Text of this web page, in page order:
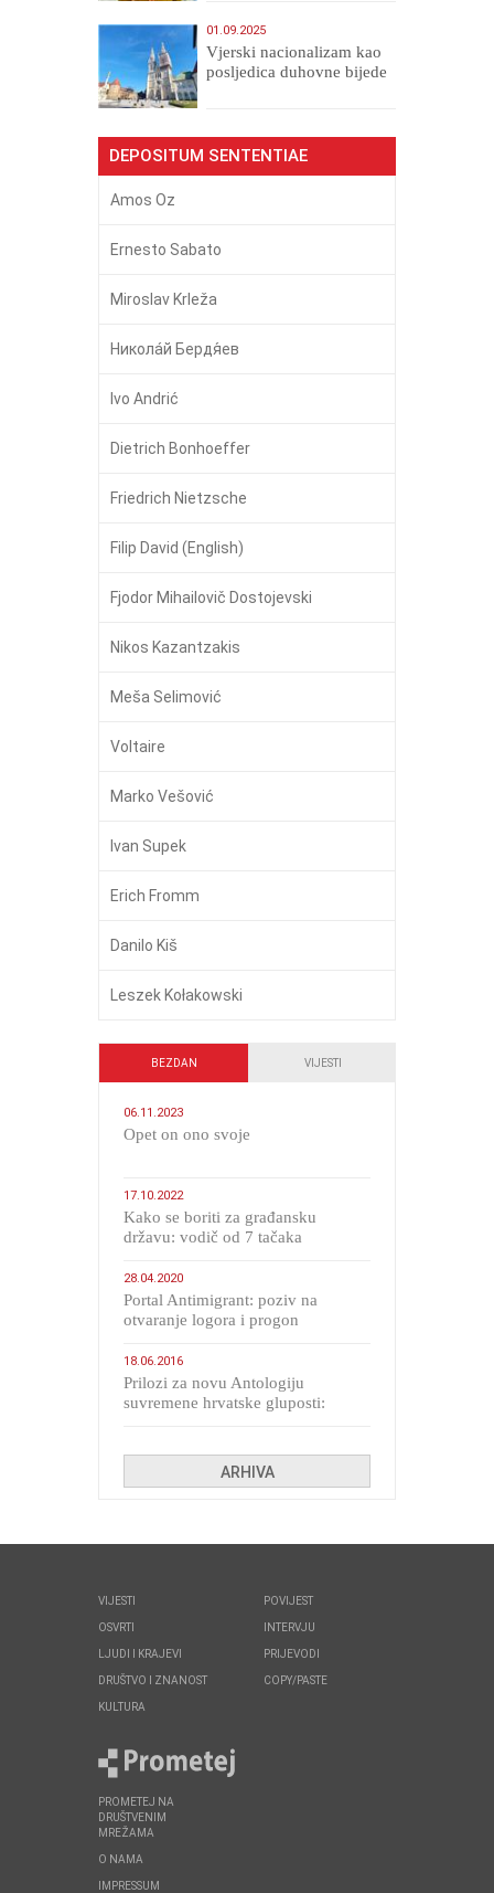
01.09.2025
​Vjerski nacionalizam kao
posljedica duhovne bijede
DEPOSITUM SENTENTIAE
Amos Oz
Ernesto Sabato
Miroslav Krleža
Никола́й Бердя́ев
Ivo Andrić
Dietrich Bonhoeffer
Friedrich Nietzsche
Filip David (English)
Fjodor Mihailovič Dostojevski
Nikos Kazantzakis
Meša Selimović
Voltaire
Marko Vešović
Ivan Supek
Erich Fromm
Danilo Kiš
Leszek Kołakowski
BEZDAN VIJESTI
06.11.2023
​Opet on ono svoje
17.10.2022
Kako se boriti za građansku
državu: vodič od 7 tačaka
28.04.2020
Portal Antimigrant: poziv na
otvaranje logora i progon
18.06.2016
Prilozi za novu Antologiju
suvremene hrvatske gluposti:
ARHIVA
VIJESTI
OSVRTI
LJUDI I KRAJEVI
DRUŠTVO I ZNANOST
KULTURA
POVIJEST
INTERVJU
PRIJEVODI
COPY/PASTE
PROMETEJ NA
DRUŠTVENIM
MREŽAMA
O NAMA
IMPRESSUM